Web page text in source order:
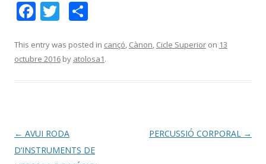
F
e
b
k
T
itt
er
m
p
This entry was posted in cançó, Cànon, Cicle Superior on 13
octubre 2016 by atolosa1.
Post
navigation
← AVUI RODA
D’INSTRUMENTS DE
PERCUSSIÓ CORPORAL →